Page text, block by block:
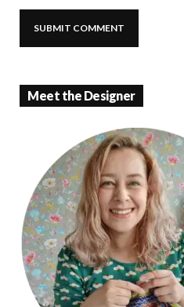
Meet the Designer